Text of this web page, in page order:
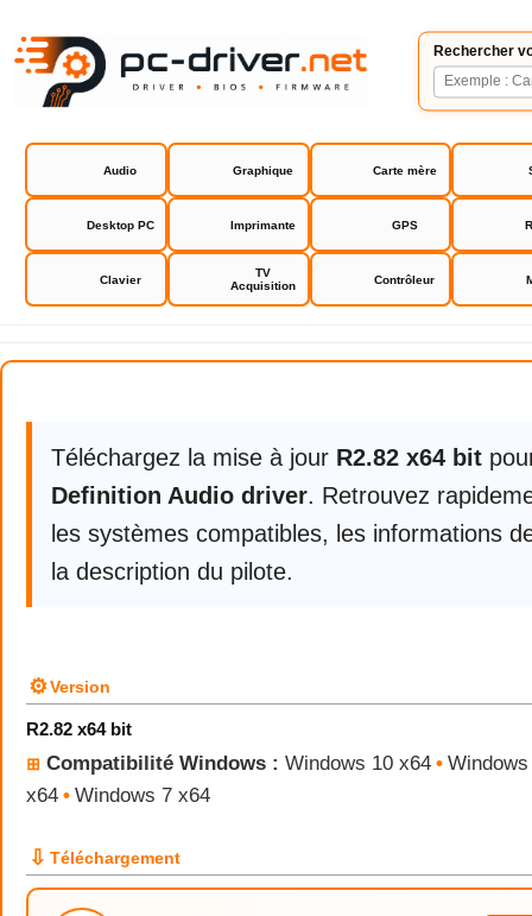
Rechercher
Audio Graphique Carte mère
Desktop PC Imprimante GPS
Clavier
TV
Acquisition
Contrôleur
Realtek High Definition Audio
Téléchargez la mise à jour R2.82 x64 bit
Definition Audio driver. Retrouvez
les systèmes compatibles, les informations
la description du pilote.
⚙Version
R2.82 x64 bit
⊞ Compatibilité Windows : Windows 10 x64 •
x64 • Windows 7 x64
⇩ Téléchargement